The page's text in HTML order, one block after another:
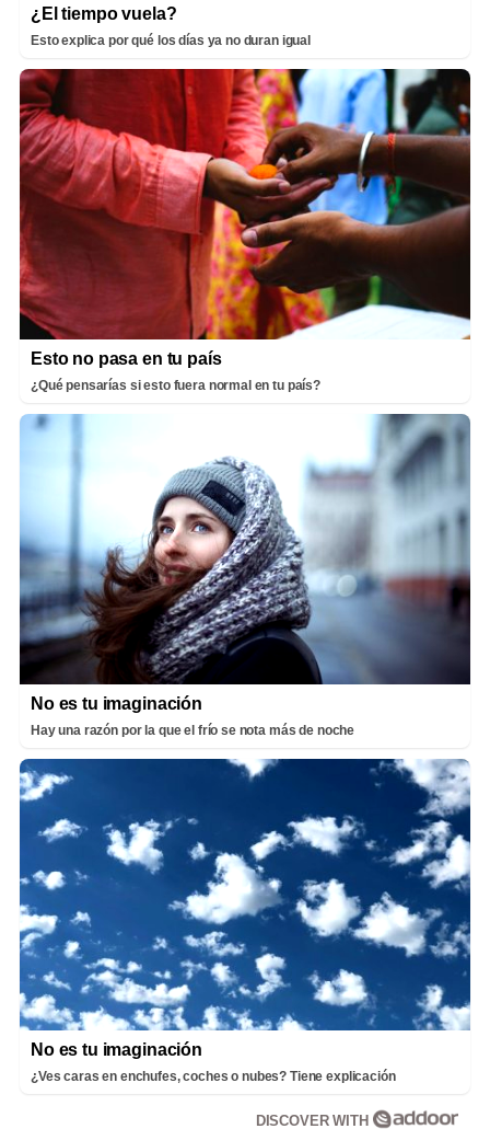
¿El tiempo vuela?
Esto explica por qué los días ya no duran igual
Esto no pasa en tu país
¿Qué pensarías si esto fuera normal en tu país?
No es tu imaginación
Hay una razón por la que el frío se nota más de noche
No es tu imaginación
¿Ves caras en enchufes, coches o nubes? Tiene explicación
DISCOVER WITH